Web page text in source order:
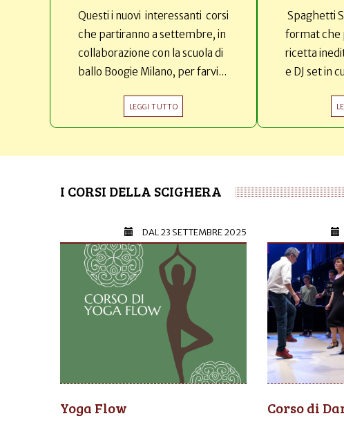
Questi i nuovi interessanti corsi
che partiranno a settembre, in
collaborazione con la scuola di
ballo Boogie Milano, per farvi...
LEGGI TUTTO
Spaghetti
format che
ricetta
e DJ set in
I CORSI DELLA SCIGHERA
DAL23 SETTEMBRE 2025
Yoga Flow Corso di